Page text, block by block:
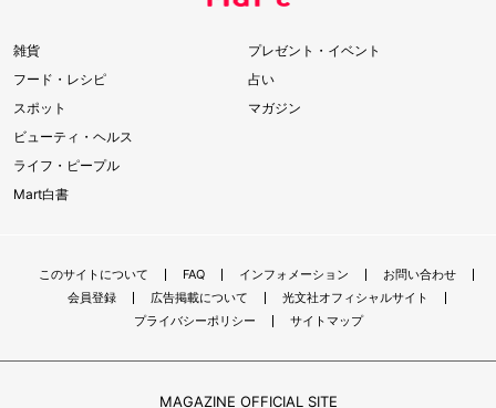
雑貨
フード・レシピ
スポット
ビューティ・ヘルス
ライフ・ピープル
Mart白書
プレゼント・イベント
占い
マガジン
このサイトについて FAQ インフォメーション
お問い合わせ
会員登録
広告掲載について
光文社オフィシャルサイト
プライバシーポリシー
サイトマップ
MAGAZINE OFFICIAL SITE